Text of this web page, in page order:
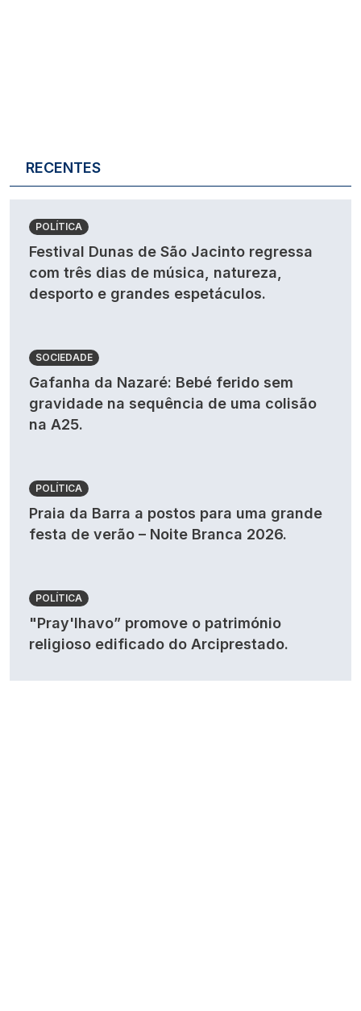
RECENTES
POLÍTICA
Festival Dunas de São Jacinto regressa
com três dias de música, natureza,
desporto e grandes espetáculos.
SOCIEDADE
Gafanha da Nazaré: Bebé ferido sem
gravidade na sequência de uma colisão
na A25.
POLÍTICA
Praia da Barra a postos para uma grande
festa de verão – Noite Branca 2026.
POLÍTICA
"Pray'lhavo” promove o património
religioso edificado do Arciprestado.